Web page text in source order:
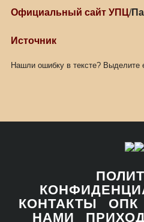
Официальный сайт УПЦ/
Источник
Нашли ошибку в тексте? Выделите
КОНТАКТЫ
ОПК
НАМИ